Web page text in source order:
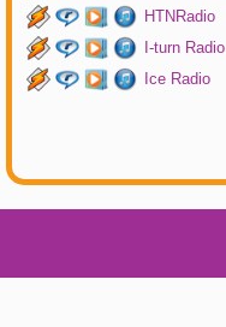
HTNRadio
I-turn Radio
Ice Radio